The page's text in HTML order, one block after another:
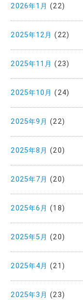
2026年1月 (22)
2025年12月 (22)
2025年11月 (23)
2025年10月 (24)
2025年9月 (22)
2025年8月 (20)
2025年7月 (20)
2025年6月 (18)
2025年5月 (20)
2025年4月 (21)
2025年3月 (23)